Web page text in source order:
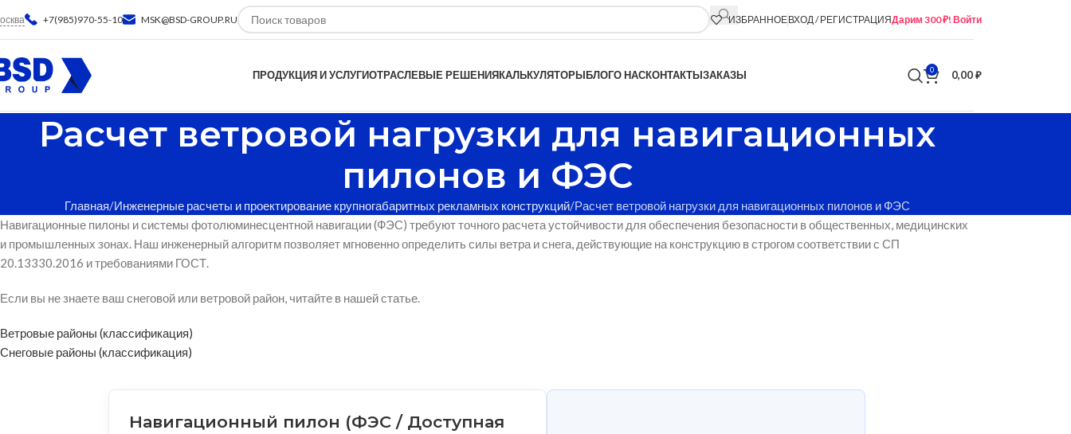
+7(985)970-55-10 MSK@BSD-GROUP.RU ИЗБРАННОЕВХОД / РЕГИСТРАЦИЯДарим 300 ₽! Войти
ПРОДУКЦИЯ И УСЛУГИОТРАСЛЕВЫЕ РЕШЕНИЯКАЛЬКУЛЯТОРЫБЛОГО НАСКОНТАКТЫЗАКАЗЫ 0 0,00₽
Расчет ветровой нагрузки для навигационных
пилонов и ФЭС
Главная Инженерные расчеты и проектирование крупногабаритных рекламных конструкций Расчет ветровой нагрузки для навигационных пилонов и ФЭС
Навигационные пилоны и системы фотолюминесцентной навигации (ФЭС) требуют точного расчета устойчивости для обеспечения безопасности в общественных, медицинских
и промышленных зонах. Наш инженерный алгоритм позволяет мгновенно определить силы ветра и снега, действующие на конструкцию в строгом соответствии с СП
20.13330.2016 и требованиями ГОСТ.
Если вы не знаете ваш снеговой или ветровой район, читайте в нашей статье.
Ветровые районы (классификация)
Снеговые районы (классификация)
Навигационный пилон (ФЭС / Доступная